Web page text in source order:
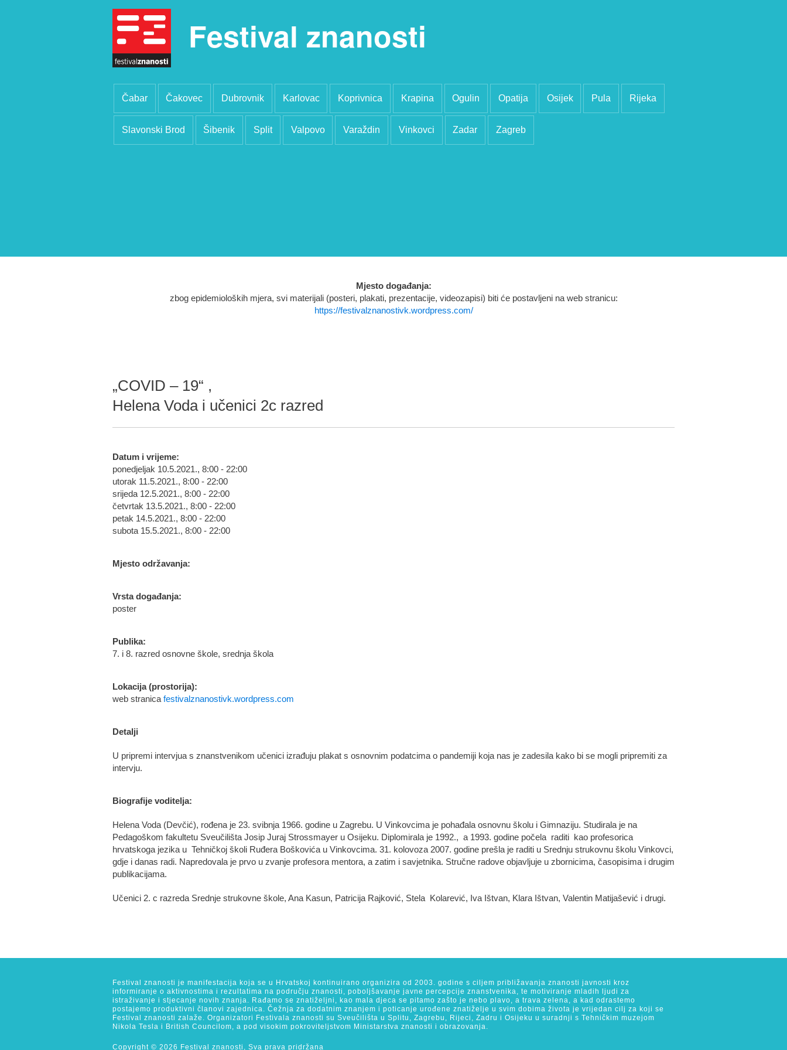
Festival znanosti
Čabar Čakovec Dubrovnik Karlovac Koprivnica Krapina Ogulin Opatija Osijek Pula Rijeka
Slavonski Brod Šibenik Split Valpovo Varaždin Vinkovci Zadar Zagreb
Mjesto događanja:
zbog epidemioloških mjera, svi materijali (posteri, plakati, prezentacije, videozapisi) biti će postavljeni na web stranicu:
https://festivalznanostivk.wordpress.com/
„COVID – 19“ ,
Helena Voda i učenici 2c razred
Datum i vrijeme:
ponedjeljak 10.5.2021., 8:00 - 22:00
utorak 11.5.2021., 8:00 - 22:00
srijeda 12.5.2021., 8:00 - 22:00
četvrtak 13.5.2021., 8:00 - 22:00
petak 14.5.2021., 8:00 - 22:00
subota 15.5.2021., 8:00 - 22:00
Mjesto održavanja:
Vrsta događanja:
poster
Publika:
7. i 8. razred osnovne škole, srednja škola
Lokacija (prostorija):
web stranica festivalznanostivk.wordpress.com
Detalji
U pripremi intervjua s znanstvenikom učenici izrađuju plakat s osnovnim podatcima o pandemiji koja nas je zadesila kako bi se mogli pripremiti za
intervju.
Biografije voditelja:
Helena Voda (Devčić), rođena je 23. svibnja 1966. godine u Zagrebu. U Vinkovcima je pohađala osnovnu školu i Gimnaziju. Studirala je na
Pedagoškom fakultetu Sveučilišta Josip Juraj Strossmayer u Osijeku. Diplomirala je 1992., a 1993. godine počela raditi kao profesorica
hrvatskoga jezika u Tehničkoj školi Ruđera Boškovića u Vinkovcima. 31. kolovoza 2007. godine prešla je raditi u Srednju strukovnu školu Vinkovci,
gdje i danas radi. Napredovala je prvo u zvanje profesora mentora, a zatim i savjetnika. Stručne radove objavljuje u zbornicima, časopisima i drugim
publikacijama.
Učenici 2. c razreda Srednje strukovne škole, Ana Kasun, Patricija Rajković, Stela Kolarević, Iva Ištvan, Klara Ištvan, Valentin Matijašević i drugi.
Festival znanosti je manifestacija koja se u Hrvatskoj kontinuirano organizira od 2003. godine s ciljem približavanja znanosti javnosti kroz
informiranje o aktivnostima i rezultatima na području znanosti, poboljšavanje javne percepcije znanstvenika, te motiviranje mladih ljudi za
istraživanje i stjecanje novih znanja. Rađamo se znatiželjni, kao mala djeca se pitamo zašto je nebo plavo, a trava zelena, a kad odrastemo
postajemo produktivni članovi zajednica. Čežnja za dodatnim znanjem i poticanje urođene znatiželje u svim dobima života je vrijedan cilj za koji se
Festival znanosti zalaže. Organizatori Festivala znanosti su Sveučilišta u Splitu, Zagrebu, Rijeci, Zadru i Osijeku u suradnji s Tehničkim muzejom
Nikola Tesla i British Councilom, a pod visokim pokroviteljstvom Ministarstva znanosti i obrazovanja.
Copyright © 2026 Festival znanosti, Sva prava pridržana